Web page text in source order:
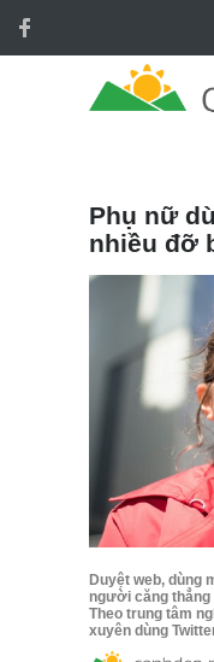
Phụ nữ
nhiều đỡ
Duyệt web, dùng
người căng
Theo trung tâm
xuyên dùng